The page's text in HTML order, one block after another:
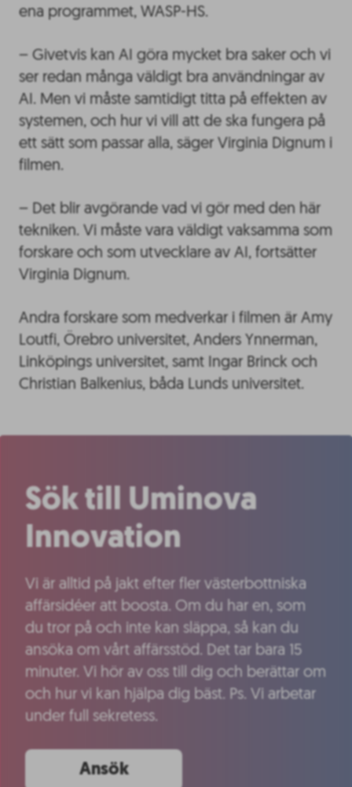
ena programmet, WASP-HS.
– Givetvis kan AI göra mycket bra saker och vi
ser redan många väldigt bra användningar av
AI. Men vi måste samtidigt titta på effekten av
systemen, och hur vi vill att de ska fungera på
ett sätt som passar alla, säger Virginia Dignum i
filmen.
– Det blir avgörande vad vi gör med den här
tekniken. Vi måste vara väldigt vaksamma som
forskare och som utvecklare av AI, fortsätter
Virginia Dignum.
Andra forskare som medverkar i filmen är Amy
Loutfi, Örebro universitet, Anders Ynnerman,
Linköpings universitet, samt Ingar Brinck och
Christian Balkenius, båda Lunds universitet.
Sök till Uminova
Innovation
Vi är alltid på jakt efter fler västerbottniska
affärsidéer att boosta. Om du har en, som
du tror på och inte kan släppa, så kan du
ansöka om vårt affärsstöd. Det tar bara 15
minuter. Vi hör av oss till dig och berättar om
och hur vi kan hjälpa dig bäst. Ps. Vi arbetar
under full sekretess.
Ansök